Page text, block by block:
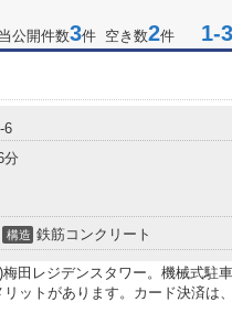
公開件数3件 空き数2件 1-3
6
分
構造 鉄筋コンクリート
田レジデンスタワー。機械式駐
ットがあります。カード決済は